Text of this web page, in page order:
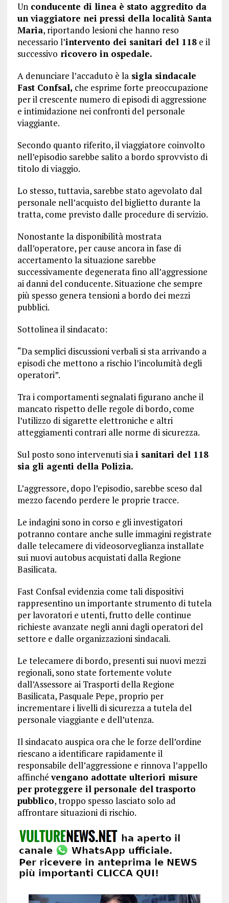
Unconducente di linea è stato aggredito da
un viaggiatore nei pressi della località Santa
Maria, riportando lesioni che hanno reso
necessario l’intervento dei sanitari del 118e il
successivo ricovero in ospedale.
A denunciare l’accaduto è lasigla sindacale
Fast Confsal, che esprime forte preoccupazione
per il crescente numero di episodi di aggressione
e intimidazione nei confronti del personale
viaggiante.
Secondo quanto riferito, il viaggiatore coinvolto
nell’episodio sarebbe salito a bordo sprovvisto di
titolo di viaggio.
Lo stesso, tuttavia, sarebbe stato agevolato dal
personale nell’acquisto del biglietto durante la
tratta, come previsto dalle procedure di servizio.
Nonostante la disponibilità mostrata
dall’operatore, per cause ancora in fase di
accertamento la situazione sarebbe
successivamente degenerata fino all’aggressione
ai danni del conducente. Situazione che sempre
più spesso genera tensioni a bordo dei mezzi
pubblici.
Sottolinea il sindacato:
“Da semplici discussioni verbali si sta arrivando a
episodi che mettono a rischio l’incolumità degli
operatori”.
Tra i comportamenti segnalati figurano anche il
mancato rispetto delle regole di bordo, come
l’utilizzo di sigarette elettroniche e altri
atteggiamenti contrari alle norme di sicurezza.
Sul posto sono intervenuti siai sanitari del 118
sia gli agenti della Polizia.
L’aggressore, dopo l’episodio, sarebbe sceso dal
mezzo facendo perdere le proprie tracce.
Le indagini sono in corso e gli investigatori
potranno contare anche sulle immagini registrate
dalle telecamere di videosorveglianza installate
sui nuovi autobus acquistati dalla Regione
Basilicata.
Fast Confsal evidenzia come tali dispositivi
rappresentino un importante strumento di tutela
per lavoratori e utenti, frutto delle continue
richieste avanzate negli anni dagli operatori del
settore e dalle organizzazioni sindacali.
Le telecamere di bordo, presenti sui nuovi mezzi
regionali, sono state fortemente volute
dall’Assessore ai Trasporti della Regione
Basilicata, Pasquale Pepe, proprio per
incrementare i livelli di sicurezza a tutela del
personale viaggiante e dell’utenza.
Il sindacato auspica ora che le forze dell’ordine
riescano a identificare rapidamente il
responsabile dell’aggressione e rinnova l’appello
affinchévengano adottate ulteriori misure
per proteggere il personale del trasporto
pubblico, troppo spesso lasciato solo ad
affrontare situazioni di rischio.